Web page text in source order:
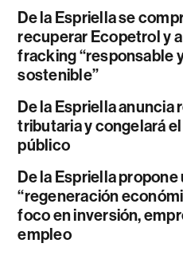
De la Espriella se
recuperar Ecopetrol y
fracking “responsable
sostenible”
De la Espriella anuncia
tributaria y congelará
público
De la Espriella propone
“regeneración
foco en inversión,
empleo